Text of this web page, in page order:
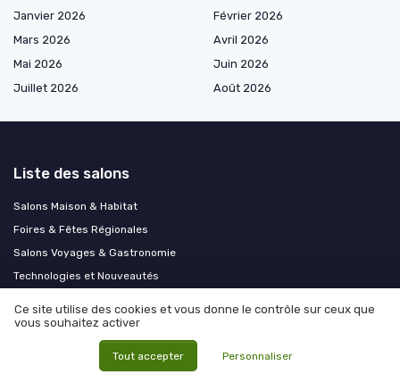
Janvier 2026
Février 2026
Mars 2026
Avril 2026
Mai 2026
Juin 2026
Juillet 2026
Août 2026
Liste des salons
Salons Maison & Habitat
Foires & Fêtes Régionales
Salons Voyages & Gastronomie
Technologies et Nouveautés
Les plus lus
Salon de la moto à Paris : immersion dans l’univers des deux-roues et
Ce site utilise des cookies et vous donne le contrôle sur ceux que
vous souhaitez activer
Tout accepter Personnaliser